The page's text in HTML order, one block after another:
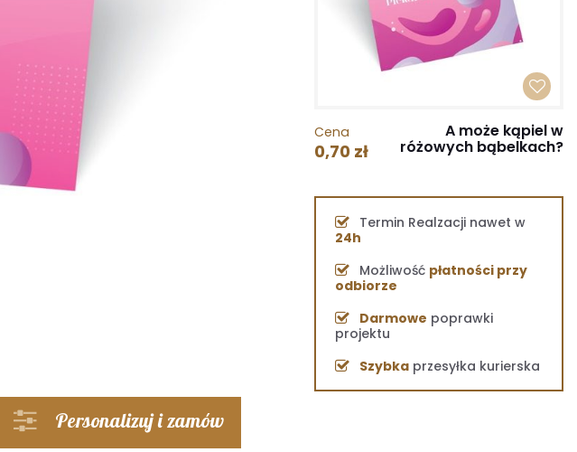
Personalizuj i zamów
Cena
0,70 zł
A może kąpiel w
różowych bąbelkach?
Termin Realzacji nawet w
24h
Możliwość płatności przy
odbiorze
Darmowe poprawki
projektu
Szybka przesyłka kurierska